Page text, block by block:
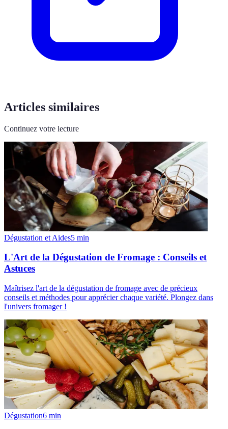
Articles similaires
Continuez votre lecture
Dégustation et Aides5 min
L'Art de la Dégustation de Fromage : Conseils et
Astuces
Maîtrisez l'art de la dégustation de fromage avec de précieux
conseils et méthodes pour apprécier chaque variété. Plongez dans
l'univers fromager !
Dégustation6 min